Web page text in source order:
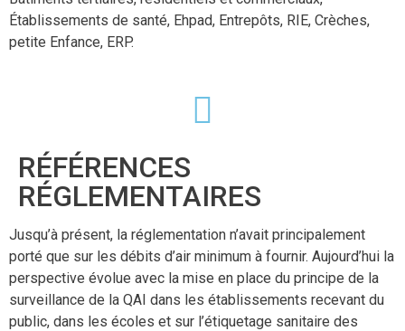
Établissements de santé, Ehpad, Entrepôts, RIE, Crèches,
petite Enfance, ERP.
RÉFÉRENCES
RÉGLEMENTAIRES
Jusqu’à présent, la réglementation n’avait principalement
porté que sur les débits d’air minimum à fournir. Aujourd’hui la
perspective évolue avec la mise en place du principe de la
surveillance de la QAI dans les établissements recevant du
public, dans les écoles et sur l’étiquetage sanitaire des